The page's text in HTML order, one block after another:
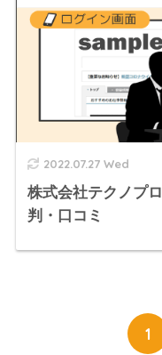
2022.07.27 Wed
株式会社テクノプ
判・口コミ
1